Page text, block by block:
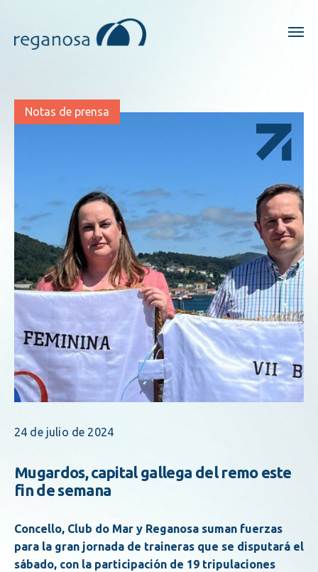
Notas de prensa
24 de julio de 2024
Mugardos, capital gallega del remo este
fin de semana
Concello, Club do Mar y Reganosa suman fuerzas
para la gran jornada de traineras que se disputará el
sábado, con la participación de 19 tripulaciones